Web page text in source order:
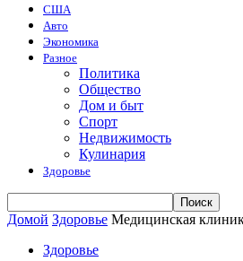
США
Авто
Экономика
Разное
Политика
Общество
Дом и быт
Спорт
Недвижимость
Кулинария
Здоровье
Домой Здоровье Медицинская
Здоровье